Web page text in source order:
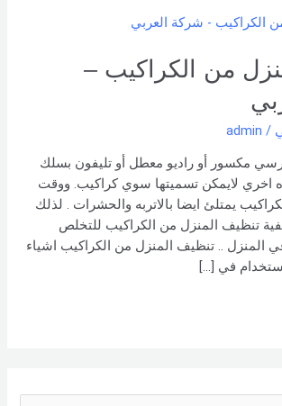
من الكراكيب –
/
admin
مكسور أو راديو معطل أو تليفون بسلك
اخري لايمكن تسميتها سوي كراكيب. ووقت
يمتلئ ايضا بالاتربه والحشرات . لذلك
تنظيف المنزل من الكراكيب للتخلص
المنزل .. تنظيف المنزل من الكراكيب اشياء
في […]